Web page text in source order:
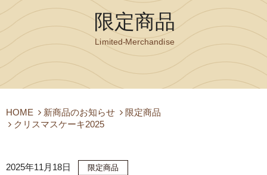
CAKE
PRODUCT
COMPANY&SHOP
ONLINE SHOP
CONTACT
限定商品
Limited-Merchandise
HOME 新商品のお知らせ
限定商品
クリスマスケーキ2025
2025年11月18日 限定商品